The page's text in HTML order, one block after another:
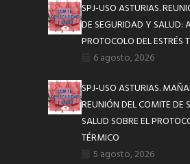
SPJ-USO ASTURIAS.
DE SEGURIDAD Y SALUD:
PROTOCOLO DEL ESTRÉS
6 agosto, 2026
SPJ-USO ASTURIAS.
REUNIÓN DEL COMITE DE
SALUD SOBRE EL
TÉRMICO
5 agosto, 2026